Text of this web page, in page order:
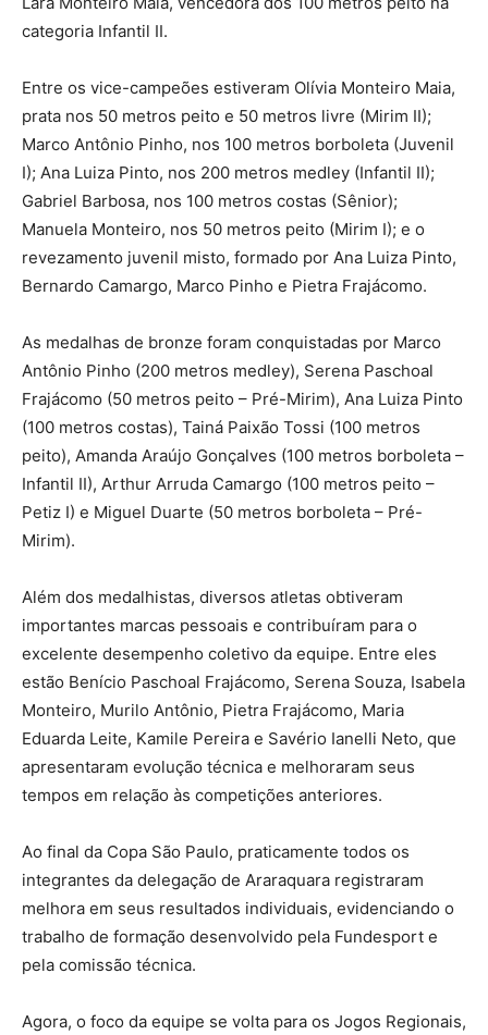
categoria Infantil II.
Entre os vice-campeões estiveram Olívia Monteiro Maia,
prata nos 50 metros peito e 50 metros livre (Mirim II);
Marco Antônio Pinho, nos 100 metros borboleta (Juvenil
I); Ana Luiza Pinto, nos 200 metros medley (Infantil II);
Gabriel Barbosa, nos 100 metros costas (Sênior);
Manuela Monteiro, nos 50 metros peito (Mirim I); e o
revezamento juvenil misto, formado por Ana Luiza Pinto,
Bernardo Camargo, Marco Pinho e Pietra Frajácomo.
As medalhas de bronze foram conquistadas por Marco
Antônio Pinho (200 metros medley), Serena Paschoal
Frajácomo (50 metros peito – Pré-Mirim), Ana Luiza Pinto
(100 metros costas), Tainá Paixão Tossi (100 metros
peito), Amanda Araújo Gonçalves (100 metros borboleta –
Infantil II), Arthur Arruda Camargo (100 metros peito –
Petiz I) e Miguel Duarte (50 metros borboleta – Pré-
Mirim).
Além dos medalhistas, diversos atletas obtiveram
importantes marcas pessoais e contribuíram para o
excelente desempenho coletivo da equipe. Entre eles
estão Benício Paschoal Frajácomo, Serena Souza, Isabela
Monteiro, Murilo Antônio, Pietra Frajácomo, Maria
Eduarda Leite, Kamile Pereira e Savério Ianelli Neto, que
apresentaram evolução técnica e melhoraram seus
tempos em relação às competições anteriores.
Ao final da Copa São Paulo, praticamente todos os
integrantes da delegação de Araraquara registraram
melhora em seus resultados individuais, evidenciando o
trabalho de formação desenvolvido pela Fundesport e
pela comissão técnica.
Agora, o foco da equipe se volta para os Jogos Regionais,